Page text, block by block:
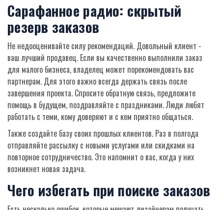
Сарафанное радио: скрытый
резерв заказов
Не недооценивайте силу рекомендаций. Довольный клиент -
ваш лучший продавец. Если вы качественно выполнили заказ
для малого бизнеса, владелец может порекомендовать вас
партнерам. Для этого важно всегда держать связь после
завершения проекта. Спросите обратную связь, предложите
помощь в будущем, поздравляйте с праздниками. Люди любят
работать с теми, кому доверяют и с кем приятно общаться.
Также создайте базу своих прошлых клиентов. Раз в полгода
отправляйте рассылку с новыми услугами или скидками на
повторное сотрудничество. Это напомнит о вас, когда у них
возникнет новая задача.
Чего избегать при поиске заказов